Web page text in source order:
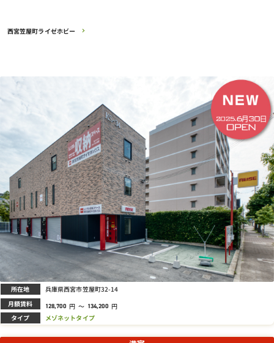
西宮笠屋町ライゼホビー
所在地 兵庫県西宮市笠屋町32-14
月額賃料 128,700 円 ～ 134,200 円
タイプ メゾネットタイプ